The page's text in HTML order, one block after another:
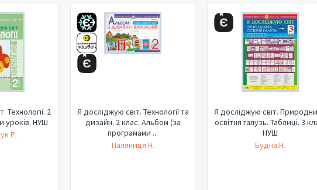
Технології. 2
уроків. НУШ
Р.
Я досліджую світ. Технології та
дизайн. 2 клас. Альбом (за
програмами ...
Паляниця Н.
Я досліджую світ.
освітня галузь. Таблиці. 3
НУШ
Будна Н.